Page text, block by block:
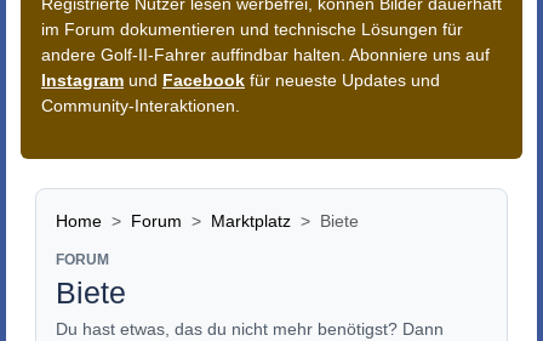
im Forum dokumentieren und technische Lösungen für
andere Golf-II-Fahrer auffindbar halten. Abonniere uns auf
Instagram und Facebook für neueste Updates und
Community-Interaktionen.
Home Forum Marktplatz Biete
FORUM
Biete
Du hast etwas, das du nicht mehr benötigst? Dann